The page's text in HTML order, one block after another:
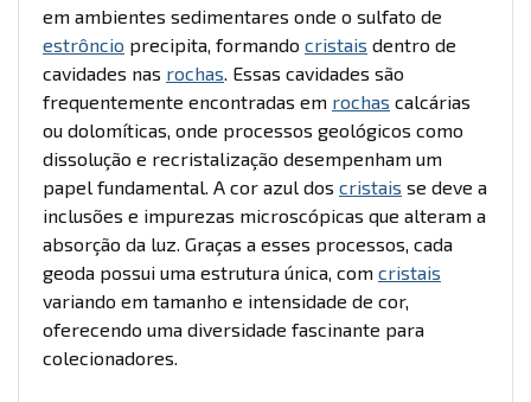
em ambientes sedimentares onde o sulfato de
estrôncio precipita, formando cristais dentro de
cavidades nas rochas. Essas cavidades são
frequentemente encontradas em rochas calcárias
ou dolomíticas, onde processos geológicos como
dissolução e recristalização desempenham um
papel fundamental. A cor azul dos cristais se deve a
inclusões e impurezas microscópicas que alteram a
absorção da luz. Graças a esses processos, cada
geoda possui uma estrutura única, com cristais
variando em tamanho e intensidade de cor,
oferecendo uma diversidade fascinante para
colecionadores.